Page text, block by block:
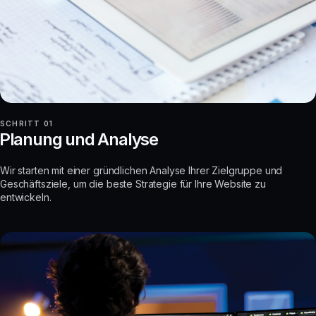
SCHRITT 01
und Analyse
Wir starten mit einer gründlichen Analyse Ihrer Zielgruppe und
Geschäftsziele, um die beste Strategie für Ihre Website zu
entwickeln.